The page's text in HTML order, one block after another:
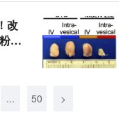
改
过
... 50 >